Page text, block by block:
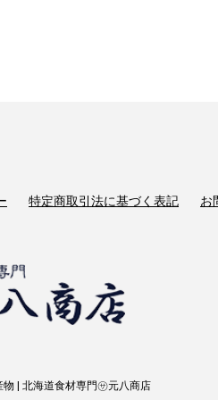
特定商取引法に基づく表記 お
| 北海道食材専門㋚元八商店